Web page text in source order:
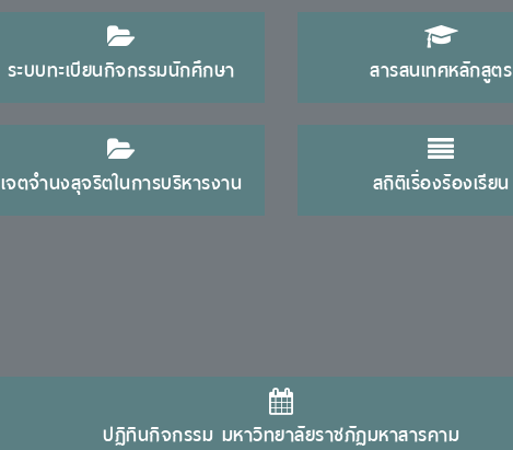
ระบบทะเบียนกิจกรรมนักศึกษา สารสนเทศหลักสูตร
เจตจำนงสุจริตในการบริหารงาน สถิติเรื่องร้องเรียน
ปฏิทินกิจกรรม มหาวิทยาลัยราชภัฏมหาสารคาม